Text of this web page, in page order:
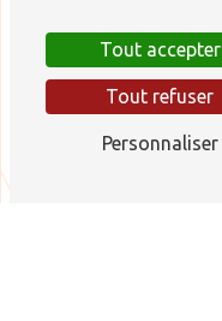
EN SAVOIR
PLUS
Tout accepter
Tout refuser
Personnaliser